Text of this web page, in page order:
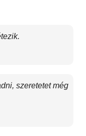
szeretetet még